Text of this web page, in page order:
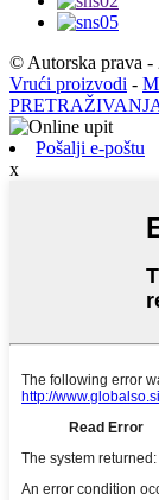
© Autorska prava -
Vrući proizvodi -
Pošalji e-poštu
x